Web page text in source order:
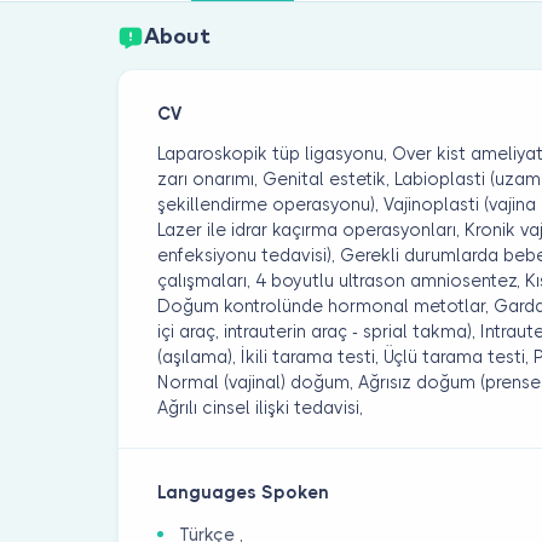
About
CV
Laparoskopik tüp ligasyonu, Over kist
zarı onarımı, Genital estetik, Labioplasti
şekillendirme operasyonu), Vajinoplasti
Lazer ile idrar kaçırma operasyonları, Kronik
enfeksiyonu tedavisi), Gerekli durumlarda
çalışmaları, 4 boyutlu ultrason amniosentez,
Doğum kontrolünde hormonal metotlar,
içi araç, intrauterin araç - sprial takma),
(aşılama), İkili tarama testi, Üçlü tarama testi,
Normal (vajinal) doğum, Ağrısız doğum
Ağrılı cinsel ilişki tedavisi,
Languages Spoken
Türkçe ,